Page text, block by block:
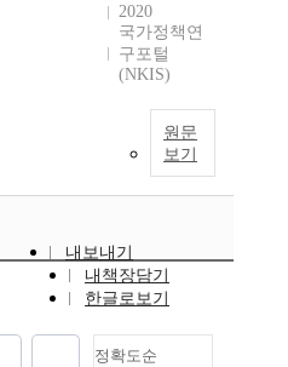
2020
국가정책연
구포털
(NKIS)
원문
보기
내보내기
내책장담기
한글로보기
정확도순